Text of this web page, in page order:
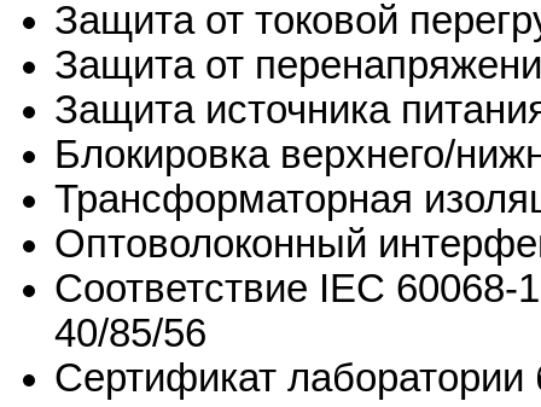
Защита от токовой
Защита от
Защита источника
Блокировка верхнего/
Трансформаторная
Оптоволоконный
Соответствие IEC 60068-
40/85/56
Сертификат лаборатории